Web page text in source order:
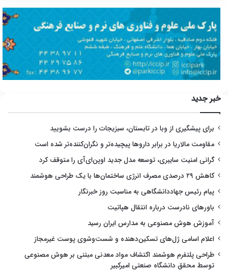
خبر جدید
برای پیشگیری از وبا در تابستان، سبزیجات را درست بشویید
مقاومت مالاریا در برابر داروها پیچیده‌تر و نگران‌کننده‌تر شده است
گرانی امنیت سایبری، توسعه مدل جدید اوپن‌ای‌آی را متوقف کرد
کاهش ۲۹ درصدی مصرف انرژی ساختمان‌ها با یک طراحی هوشمند
پیام رئیس جهاددانشگاهی به مناسبت روز خبرنگار
باورهای نادرست درباره انتقال هپاتیت
آموزش هوش مصنوعی به مدارس ایران رسید
اعلام اسامی ژل‌های تسکین‌دهنده و شست‌وشوی پوست غیرمجاز
طراحی پلتفرم هوشمند اکتشاف مواد معدنی مبتنی بر هوش مصنوعی
توسط محقق دانشگاه صنعتی امیرکبیر